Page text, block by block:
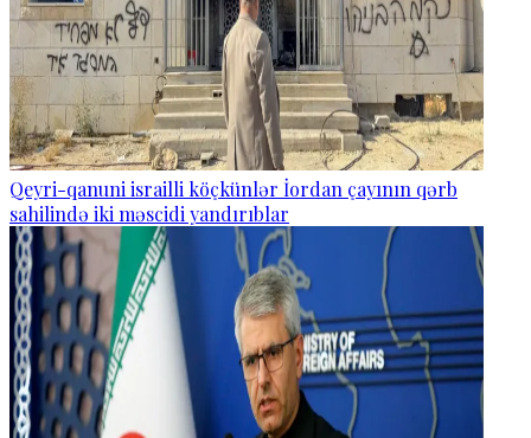
Qeyri-qanuni israilli köçkünlər İordan çayının qərb
sahilində iki məscidi yandırıblar